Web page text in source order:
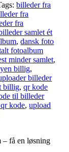
billeder fra
fra
fra
samlet ét
,dansk foto
fotoalbum
minder samlet,
billig,
billeder
billig,qr kode
til billeder
kode,upload
få en løsning